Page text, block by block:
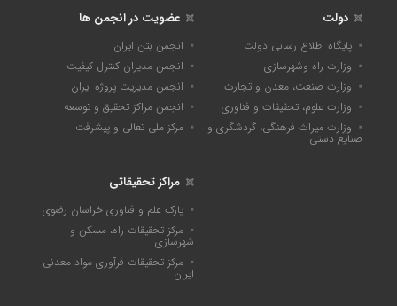
دولت
پایگاه اطلاع رسانی دولت
وزارت راه وشهرسازی
وزارت صنعت، معدن و تجارت
وزارت علوم، تحقیقات و فناوری
وزارت میراث فرهنگی، گردشگری و
صنایع دستی
عضویت در انجمن ها
انجمن بتن ایران
انجمن مدیران کنترل کیفیت
انجمن مدیریت پروژه ایران
انجمن مراکز تحقیق و توسعه
مرکز ملی تعالی و پیشرفت
مراکز تحقیقاتی
پارک علم و فناوری خراسان رضوی
مرکز تحقیقات راه، مسکن و
شهرسازی
مرکز تحقیقات فرآوری مواد معدنی
ایران